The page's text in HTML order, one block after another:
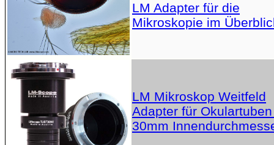
LM Adapter für die
Mikroskopie im
LM Mikroskop Weitfeld
Adapter für
30mm